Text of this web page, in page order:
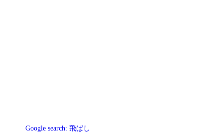
Google search:飛ばし